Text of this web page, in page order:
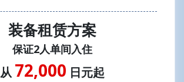
装备租赁方案
保证2人单间入住
从 72,000 日元起